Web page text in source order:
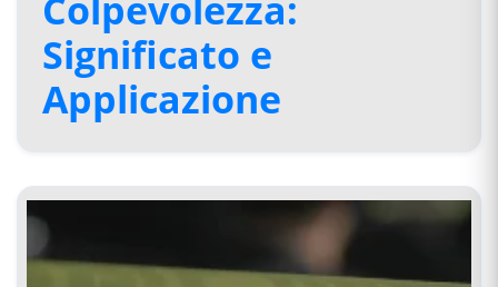
Significato e
Applicazione